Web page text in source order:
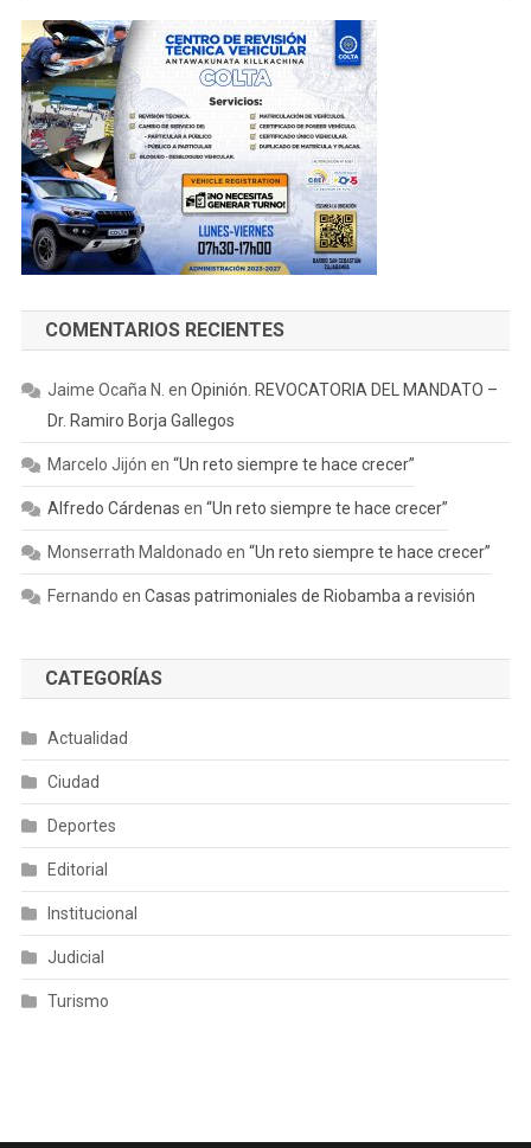
COMENTARIOS RECIENTES
Jaime Ocaña N. en Opinión. REVOCATORIA DEL MANDATO –
Dr. Ramiro Borja Gallegos
Marcelo Jijón en “Un reto siempre te hace crecer”
Alfredo Cárdenas en “Un reto siempre te hace crecer”
Monserrath Maldonado en “Un reto siempre te hace crecer”
Fernando en Casas patrimoniales de Riobamba a revisión
CATEGORÍAS
Actualidad
Ciudad
Deportes
Editorial
Institucional
Judicial
Turismo